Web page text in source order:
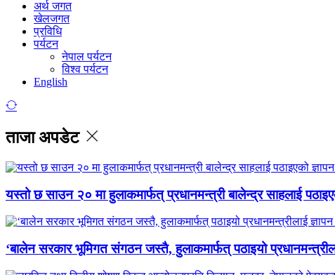
अर्थ जगत
खेलजगत
प्रविधि
पर्यटन
नेपाल पर्यटन
विश्व पर्यटन
English
ताजा अपडेट
यस्तो छ साउन २० मा हुलाकमार्फत् प्रधानमन्त्री बालेन्द्र साहलाई
‘बालेन सरकार भूमिगत संगठन जस्तै, हुलाकमार्फत् पठाइयो